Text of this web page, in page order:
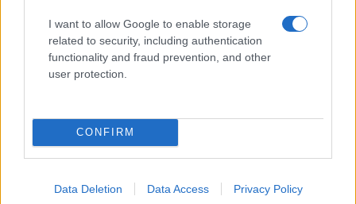
I want to allow Google to enable storage
related to security, including authentication
functionality and fraud prevention, and other
user protection.
CONFIRM
Data Deletion Data Access Privacy Policy
eminem eminem the monster
muzica 2013
muzica decembrie
muzica decembrie 2013
rihanna
the monster
Articol anterior
Sonny Flame – Ayo (versuri)
sabotat chiar înainte de